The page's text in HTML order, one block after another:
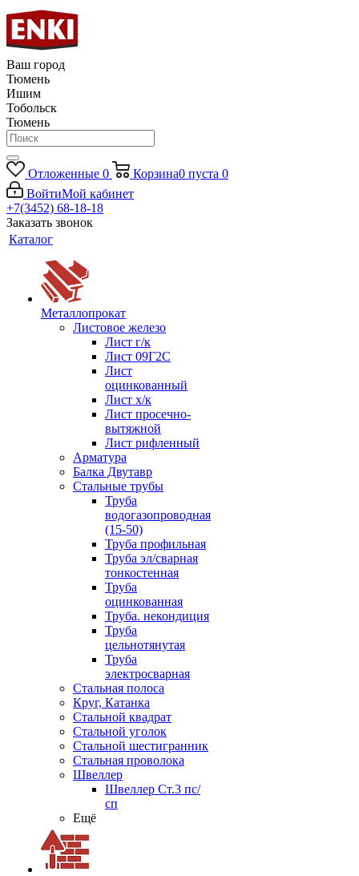
Ваш город
Тюмень
Ишим
Тобольск
Тюмень
Отложенные 0 Корзина0 пуста 0
ВойтиМой кабинет
+7(3452) 68-18-18
Заказать звонок
Каталог
Металлопрокат
Листовое железо
Лист г/к
Лист 09Г2С
Лист
оцинкованный
Лист х/к
Лист просечно-
вытяжной
Лист рифленный
Арматура
Балка Двутавр
Стальные трубы
Труба
водогазопроводная
(15-50)
Труба профильная
Труба эл/сварная
тонкостенная
Труба
оцинкованная
Труба. некондиция
Труба
цельнотянутая
Труба
электросварная
Стальная полоса
Круг, Катанка
Стальной квадрат
Стальной уголок
Стальной шестигранник
Стальная проволока
Швеллер
Швеллер Ст.3 пс/
сп
Ещё